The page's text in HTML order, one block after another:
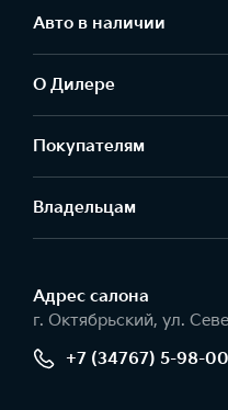
Авто в наличии
О Дилере
Покупателям
Владельцам
Адрес салонa
г. Октябрьский, ул.
+7 (34767) 5-98-00